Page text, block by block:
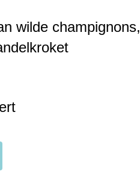
wilde champignons,